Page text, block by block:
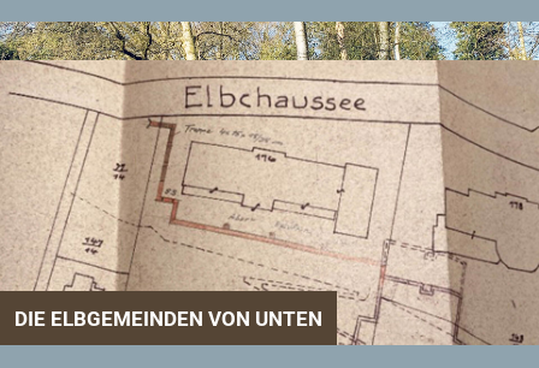
DIE ELBGEMEINDEN VON UNTEN